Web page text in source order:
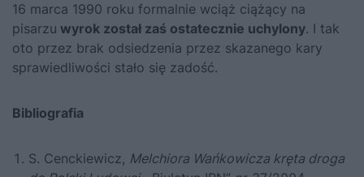
16 marca 1990 roku formalnie wciąż ciążący na
pisarzu wyrok został zaś ostatecznie uchylony. I tak
oto przez brak odsiedzenia przez skazanego kary
sprawiedliwości stało się zadość.
Bibliografia
S. Cenckiewicz, Melchiora Wańkowicza kręta droga